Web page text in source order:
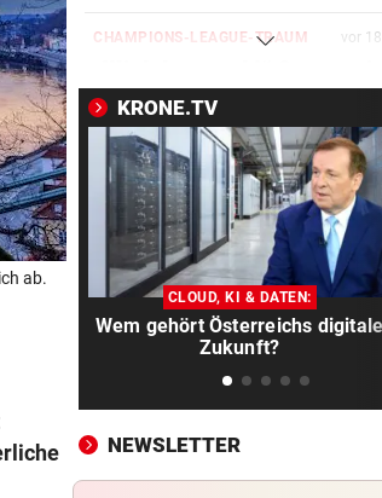
ab.
CHAMPIONS-LEAGUE-TRAUM vor
sich kämpferisch
„KRONE“ TRAF IHN vor 32
So offen sprach Brasilien-
vor Salzburg-Match
BELASTUNG STEIGT IN NÖ vor
300 Tage im Jahr lassen
Allergiker niesen
Gegenschlag, Wirbel um
und neue Vorwürfe
VOR KÜSTE OMANS vor
KRONE.TV
CLOUD, KI & DATEN:
Wem gehört Österreichs digitale
Zukunft?
NEWSLETTER